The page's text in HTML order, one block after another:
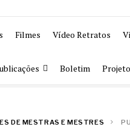
Filmes Vídeo Retratos
Boletim
DE MESTRAS E MESTRES